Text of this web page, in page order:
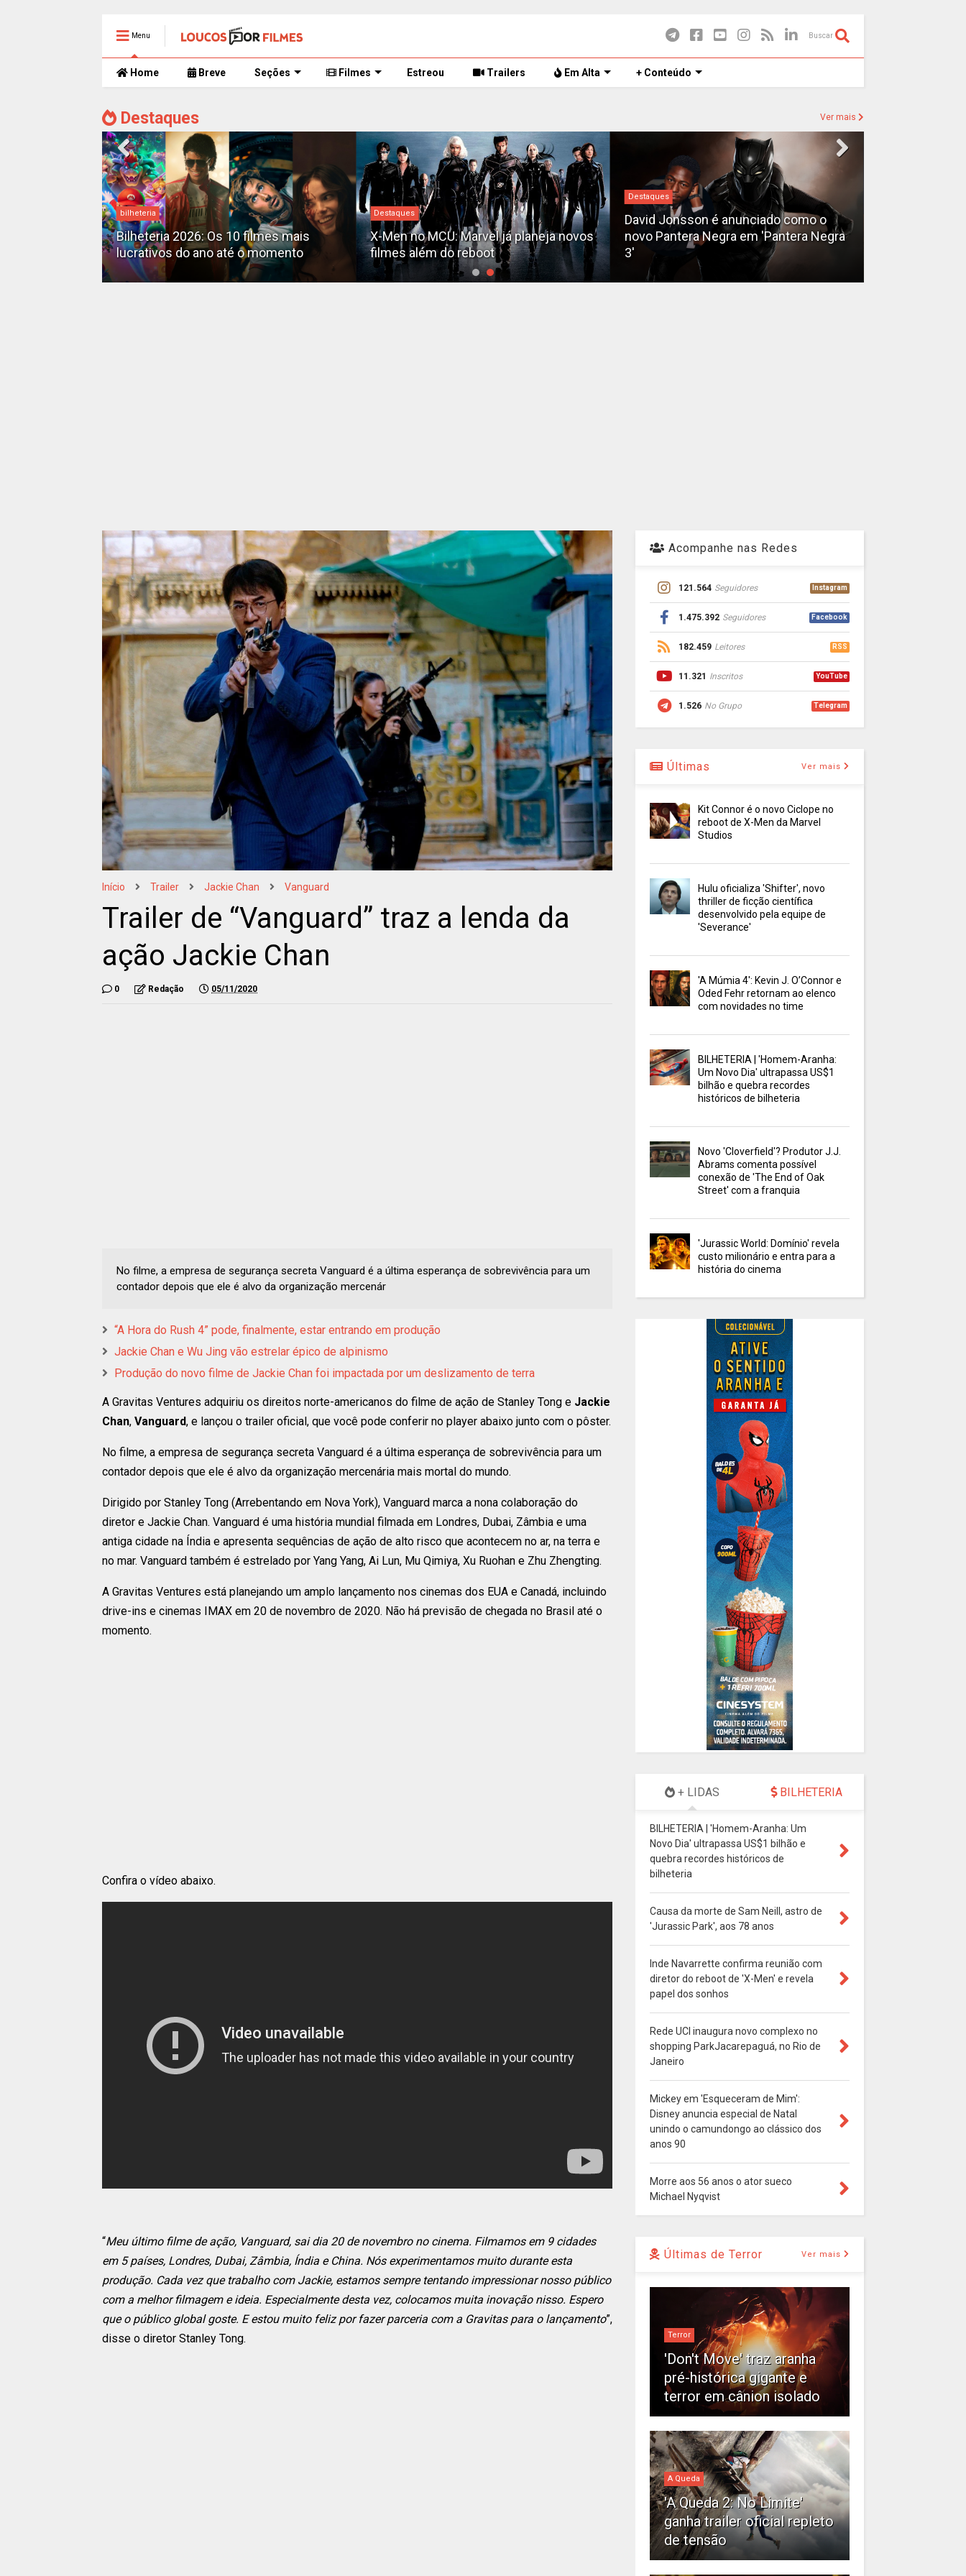
Menu Buscar
Home Breve Seções Filmes Estreou Trailers Em Alta + Conteúdo
Destaques Ver mais
bilheteria
Bilheteria 2026: Os 10 filmes mais
lucrativos do ano até o momento
Destaques
X-Men no MCU: Marvel já planeja novos
filmes além do reboot
Destaques
David Jonsson é anunciado como o
novo Pantera Negra em 'Pantera Negra
3'
Início Trailer Jackie Chan Vanguard
Trailer de “Vanguard” traz a lenda da
ação Jackie Chan
0 Redação 05/11/2020
No filme, a empresa de segurança secreta Vanguard é a última esperança de sobrevivência para um
contador depois que ele é alvo da organização mercenár
“A Hora do Rush 4” pode, finalmente, estar entrando em produção
Jackie Chan e Wu Jing vão estrelar épico de alpinismo
Produção do novo filme de Jackie Chan foi impactada por um deslizamento de terra
A Gravitas Ventures adquiriu os direitos norte-americanos do filme de ação de Stanley Tong e Jackie
Chan, Vanguard, e lançou o trailer oficial, que você pode conferir no player abaixo junto com o pôster.
No filme, a empresa de segurança secreta Vanguard é a última esperança de sobrevivência para um
contador depois que ele é alvo da organização mercenária mais mortal do mundo.
Dirigido por Stanley Tong (Arrebentando em Nova York), Vanguard marca a nona colaboração do
diretor e Jackie Chan. Vanguard é uma história mundial filmada em Londres, Dubai, Zâmbia e uma
antiga cidade na Índia e apresenta sequências de ação de alto risco que acontecem no ar, na terra e
no mar. Vanguard também é estrelado por Yang Yang, Ai Lun, Mu Qimiya, Xu Ruohan e Zhu Zhengting.
A Gravitas Ventures está planejando um amplo lançamento nos cinemas dos EUA e Canadá, incluindo
drive-ins e cinemas IMAX em 20 de novembro de 2020. Não há previsão de chegada no Brasil até o
momento.
Confira o vídeo abaixo.
“Meu último filme de ação, Vanguard, sai dia 20 de novembro no cinema. Filmamos em 9 cidades
em 5 países, Londres, Dubai, Zâmbia, Índia e China. Nós experimentamos muito durante esta
produção. Cada vez que trabalho com Jackie, estamos sempre tentando impressionar nosso público
com a melhor filmagem e ideia. Especialmente desta vez, colocamos muita inovação nisso. Espero
que o público global goste. E estou muito feliz por fazer parceria com a Gravitas para o lançamento”,
disse o diretor Stanley Tong.
Acompanhe nas Redes
121.564 Seguidores Instagram
1.475.392 Seguidores Facebook
182.459 Leitores RSS
11.321 Inscritos YouTube
1.526 No Grupo Telegram
Últimas Ver mais
Kit Connor é o novo Ciclope no
reboot de X-Men da Marvel
Studios
Hulu oficializa 'Shifter', novo
thriller de ficção científica
desenvolvido pela equipe de
'Severance'
'A Múmia 4': Kevin J. O’Connor e
Oded Fehr retornam ao elenco
com novidades no time
BILHETERIA | 'Homem-Aranha:
Um Novo Dia' ultrapassa US$1
bilhão e quebra recordes
históricos de bilheteria
Novo 'Cloverfield'? Produtor J.J.
Abrams comenta possível
conexão de 'The End of Oak
Street' com a franquia
'Jurassic World: Domínio' revela
custo milionário e entra para a
história do cinema
+ LIDAS BILHETERIA
BILHETERIA | 'Homem-Aranha: Um
Novo Dia' ultrapassa US$1 bilhão e
quebra recordes históricos de
bilheteria
Causa da morte de Sam Neill, astro de
'Jurassic Park', aos 78 anos
Inde Navarrette confirma reunião com
diretor do reboot de 'X-Men' e revela
papel dos sonhos
Rede UCI inaugura novo complexo no
shopping ParkJacarepaguá, no Rio de
Janeiro
Mickey em 'Esqueceram de Mim':
Disney anuncia especial de Natal
unindo o camundongo ao clássico dos
anos 90
Morre aos 56 anos o ator sueco
Michael Nyqvist
Últimas de Terror Ver mais
Terror
'Don't Move' traz aranha
pré-histórica gigante e
terror em cânion isolado
A Queda
'A Queda 2: No Limite'
ganha trailer oficial repleto
de tensão